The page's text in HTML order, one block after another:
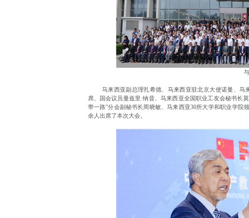
马来西亚副总理扎希德、马来西亚驻北京大使诺曼、马
席、国会议员曼兹里·纳昔、马来西亚全国职业工友会秘书长
带一路”分会副秘书长周晓敏、马来西亚30所大学和职业学院
余人出席了本次大会。